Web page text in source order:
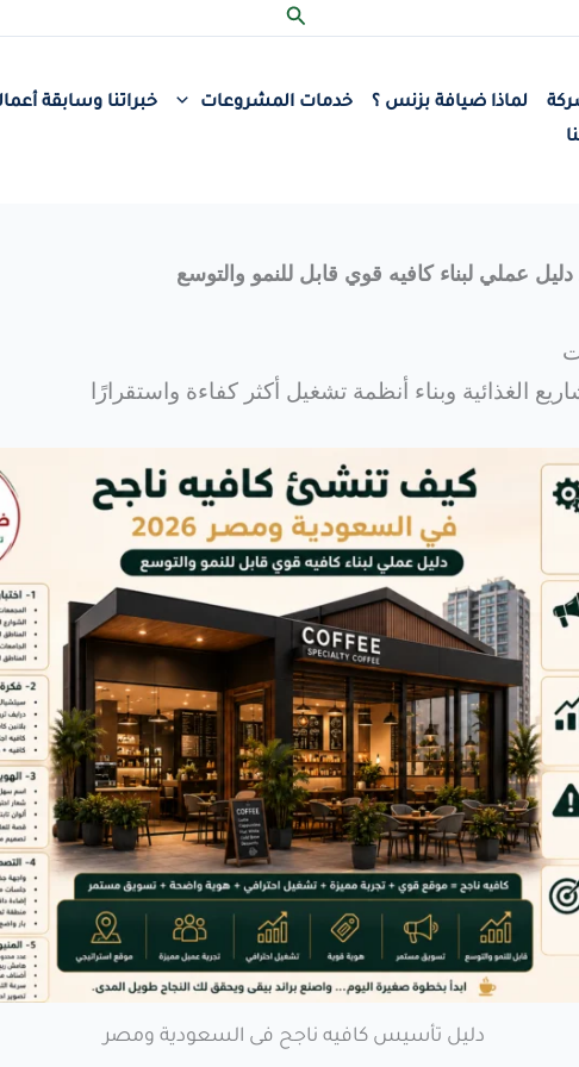
البحث
لماذا ضيافة بزنس ؟ خدمات المشروعات خبراتنا وسابقة
وبناء أنظمة تشغيل أكثر كفاءة واستقرارًا
دليل تأسيس كافيه ناجح فى السعودية ومصر